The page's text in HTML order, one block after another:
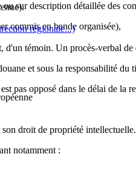
témoin. Un procès-verbal
et sous la responsabilité
pas opposé dans le délai de la
droit de propriété intellectuelle.
notamment :
sur description détaillée des
commis en bande organisée),
régionale...)